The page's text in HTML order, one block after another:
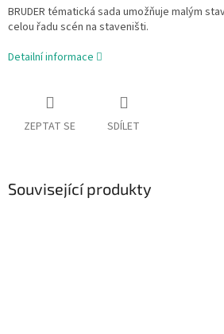
BRUDER tématická sada umožňuje malým
celou řadu scén na staveništi.
Detailní informace
ZEPTAT SE SDÍLET
Související produkty